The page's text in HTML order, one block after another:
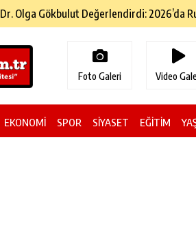
Köprü ve Otoyol Geçiş Ücretlerine Zam
Foto Galeri Video
EKONOMİ SPOR SİYASET EĞİTİM